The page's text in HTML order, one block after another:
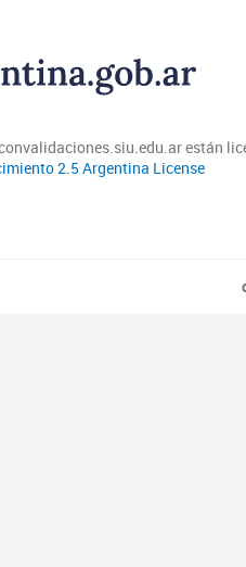
están
2.5 Argentina License